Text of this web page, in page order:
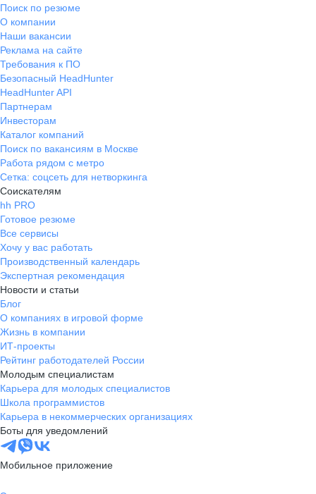
Поиск по резюме
О компании
Наши вакансии
Реклама на сайте
Требования к ПО
Безопасный HeadHunter
HeadHunter API
Партнерам
Инвесторам
Каталог компаний
Поиск по вакансиям в Москве
Работа рядом с метро
Сетка: соцсеть для нетворкинга
Соискателям
hh PRO
Готовое резюме
Все сервисы
Хочу у вас работать
Производственный календарь
Экспертная рекомендация
Новости и статьи
Блог
О компаниях в игровой форме
Жизнь в компании
ИТ-проекты
Рейтинг работодателей России
Молодым специалистам
Карьера для молодых специалистов
Школа программистов
Карьера в некоммерческих организациях
Боты для уведомлений
Мобильное приложение